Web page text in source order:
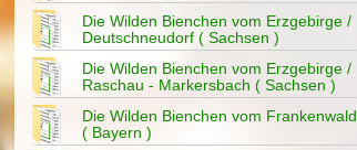
Die Wilden Bienchen vom Erzgebirge /
Deutschneudorf ( Sachsen )
Die Wilden Bienchen vom Erzgebirge /
Raschau - Markersbach ( Sachsen )
Die Wilden Bienchen vom Frankenwald
( Bayern )